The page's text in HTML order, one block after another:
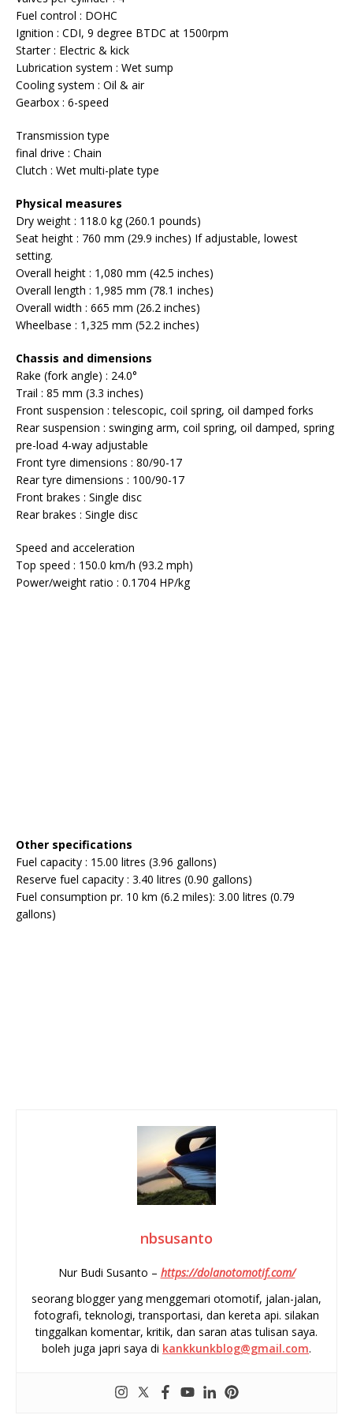
Fuel control : DOHC
Ignition : CDI, 9 degree BTDC at 1500rpm
Starter : Electric & kick
Lubrication system : Wet sump
Cooling system : Oil & air
Gearbox : 6-speed
Transmission type
final drive : Chain
Clutch : Wet multi-plate type
Physical measures
Dry weight : 118.0 kg (260.1 pounds)
Seat height : 760 mm (29.9 inches) If adjustable, lowest
setting.
Overall height : 1,080 mm (42.5 inches)
Overall length : 1,985 mm (78.1 inches)
Overall width : 665 mm (26.2 inches)
Wheelbase : 1,325 mm (52.2 inches)
Chassis and dimensions
Rake (fork angle) : 24.0°
Trail : 85 mm (3.3 inches)
Front suspension : telescopic, coil spring, oil damped forks
Rear suspension : swinging arm, coil spring, oil damped, spring
pre-load 4-way adjustable
Front tyre dimensions : 80/90-17
Rear tyre dimensions : 100/90-17
Front brakes : Single disc
Rear brakes : Single disc
Speed and acceleration
Top speed : 150.0 km/h (93.2 mph)
Power/weight ratio : 0.1704 HP/kg
Other specifications
Fuel capacity : 15.00 litres (3.96 gallons)
Reserve fuel capacity : 3.40 litres (0.90 gallons)
Fuel consumption pr. 10 km (6.2 miles): 3.00 litres (0.79
gallons)
nbsusanto
Nur Budi Susanto – https://dolanotomotif.com/
seorang blogger yang menggemari otomotif, jalan-jalan,
fotografi, teknologi, transportasi, dan kereta api. silakan
tinggalkan komentar, kritik, dan saran atas tulisan saya.
boleh juga japri saya di kankkunkblog@gmail.com.